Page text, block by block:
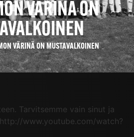
VÄRINÄ ON
VÄRINÄ ON MUSTAVALKOINEN
Tarvitsemme vain sinut ja
www.youtube.com/watch?